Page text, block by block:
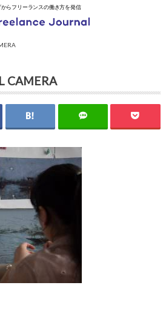
らフリーランスの働き方を発信
CAMERA